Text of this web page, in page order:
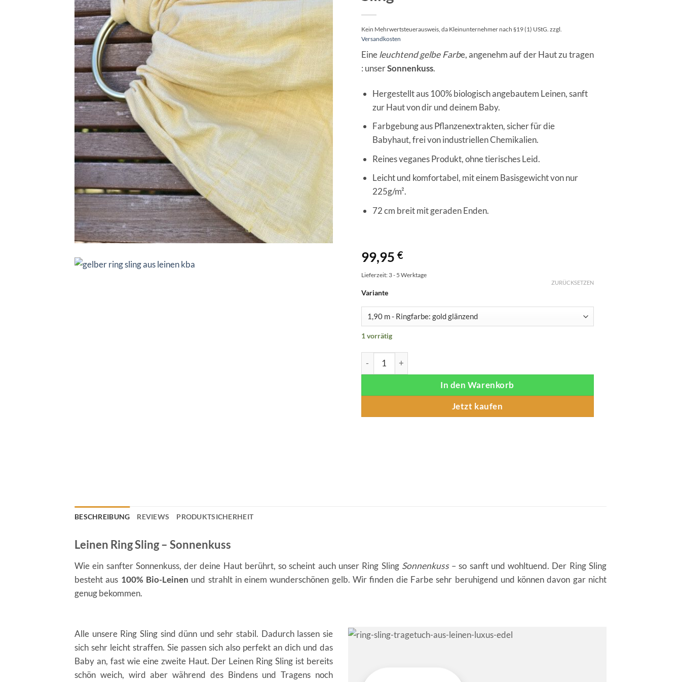
Kein Mehrwertsteuerausweis, da Kleinunternehmer nach §19 (1) UStG. zzgl.
Versandkosten
Eineleuchtend gelbe Farbe, angenehm auf der Haut zu tragen
: unserSonnenkuss.
Hergestellt aus 100% biologisch angebautem Leinen, sanft
zur Haut von dir und deinem Baby.
Farbgebung aus Pflanzenextrakten, sicher für die
Babyhaut, frei von industriellen Chemikalien.
Reines veganes Produkt, ohne tierisches Leid.
Leicht und komfortabel, mit einem Basisgewicht von nur
225g/m².
72 cm breit mit geraden Enden.
99,95 €
Lieferzeit: 3 - 5 Werktage
Variante
ZURÜCKSETZEN
1 vorrätig
Sonnenkuss - Leinen (kbA) Ring Sling Menge
In den Warenkorb
Jetzt kaufen
BESCHREIBUNG REVIEWS PRODUKTSICHERHEIT
Leinen Ring Sling – Sonnenkuss
Wie ein sanfter Sonnenkuss, der deine Haut berührt, so scheint auch unser Ring Sling Sonnenkuss– so sanft und wohltuend. Der Ring Sling
besteht aus 100% Bio-Leinen und strahlt in einem wunderschönen gelb. Wir finden die Farbe sehr beruhigend und können davon gar nicht
genug bekommen.
Alle unsere Ring Sling sind dünn und sehr stabil. Dadurch lassen sie
sich sehr leicht straffen. Sie passen sich also perfekt an dich und das
Baby an, fast wie eine zweite Haut. Der Leinen Ring Sling ist bereits
schön weich, wird aber während des Bindens und Tragens noch